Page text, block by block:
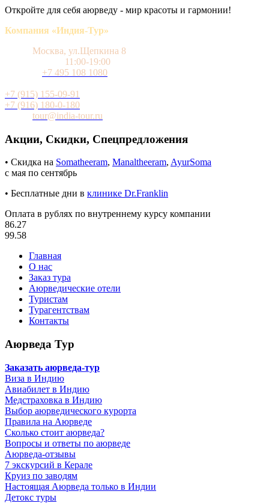
Откройте для себя аюрведу - мир красоты и гармонии!
Компания «Индия-Тур»
Москва, ул.Щепкина 8
11:00-19:00
+7 495 108 1080
+7 (915) 155-09-91
+7 (916) 180-0-180
tour@india-tour.ru
Акции, Скидки, Спецпредложения
• Скидка на Somatheeram, Manaltheeram, AyurSoma
с мая по сентябрь
• Бесплатные дни в клинике Dr.Franklin
Оплата в рублях по внутреннему курсу компании
86.27
99.58
Главная
О нас
Заказ тура
Аюрведические отели
Туристам
Турагентствам
Контакты
Аюрведа Тур
Заказать аюрведа-тур
Виза в Индию
Авиабилет в Индию
Медстраховка в Индию
Выбор аюрведического курорта
Правила на Аюрведе
Сколько стоит аюрведа?
Вопросы и ответы по аюрведе
Аюрведа-отзывы
7 экскурсий в Керале
Круиз по заводям
Настоящая Аюрведа только в Индии
Детокс туры